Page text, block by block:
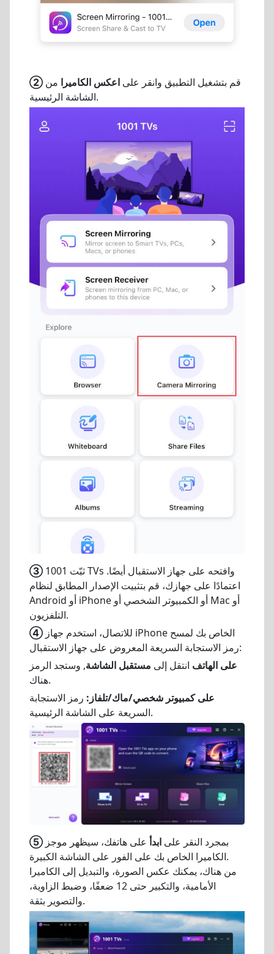
② قم بتشغيل التطبيق وانقر على اعكس الكاميرا من
الشاشة الرئيسية.
③
اعتمادًا على جهازك، قم بتثبيت الإصدار المطابق لنظام
Android أو iPhone أو الكمبيوتر الشخصي أو Mac أو
التلفزيون.
④
رمز الاستجابة السريعة المعروض على جهاز الاستقبال:
على الهاتف انتقل إلى مستقبل الشاشة, وستجد الرمز
هناك.
على كمبيوتر شخصي/ماك/تلفاز: رمز الاستجابة
السريعة على الشاشة الرئيسية.
⑤ بمجرد النقر على ابدأ على هاتفك، سيظهر موجز
الكاميرا الخاص بك على الفور على الشاشة الكبيرة.
من هناك، يمكنك عكس الصورة، والتبديل إلى الكاميرا
الأمامية، والتكبير حتى 12 ضعفًا، وضبط الزاوية،
والتصوير بثقة.